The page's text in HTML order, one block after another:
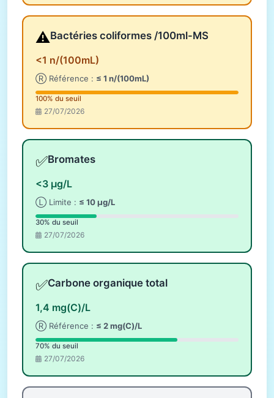
⚠️Bactéries coliformes /100ml-MS
<1 n/(100mL)
Ⓡ Référence : ≤ 1 n/(100mL)
100% du seuil
27/07/2026
✅Bromates
<3 µg/L
Ⓛ Limite : ≤ 10 µg/L
30% du seuil
27/07/2026
✅Carbone organique total
1,4 mg(C)/L
Ⓡ Référence : ≤ 2 mg(C)/L
70% du seuil
27/07/2026